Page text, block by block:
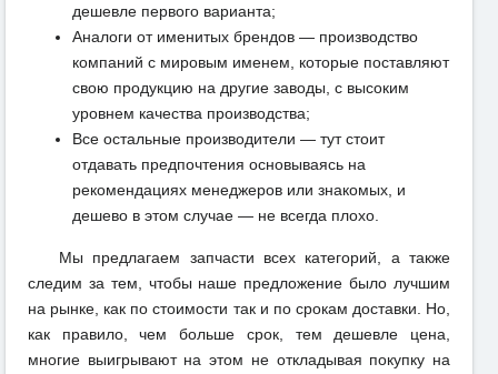
дешевле первого варианта;
Аналоги от именитых брендов — производство
компаний с мировым именем, которые поставляют
свою продукцию на другие заводы, с высоким
уровнем качества производства;
Все остальные производители — тут стоит
отдавать предпочтения основываясь на
рекомендациях менеджеров или знакомых, и
дешево в этом случае — не всегда плохо.
Мы предлагаем запчасти всех категорий, а также
следим за тем, чтобы наше предложение было лучшим
на рынке, как по стоимости так и по срокам доставки. Но,
как правило, чем больше срок, тем дешевле цена,
многие выигрывают на этом не откладывая покупку на